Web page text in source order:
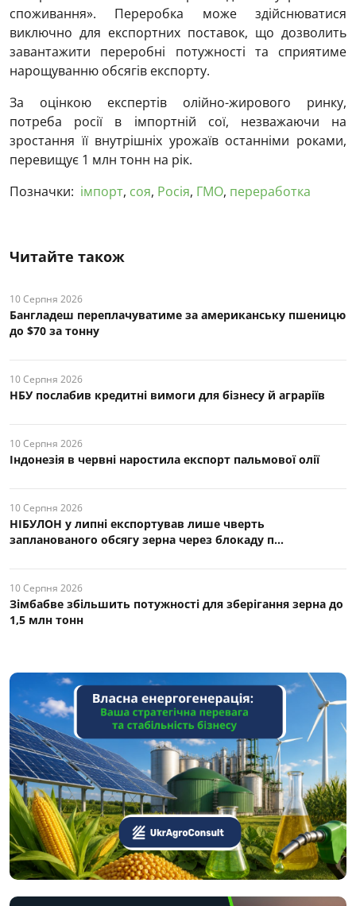
споживання». Переробка може здійснюватися
виключно для експортних поставок, що дозволить
завантажити переробні потужності та сприятиме
нарощуванню обсягів експорту.
За оцінкою експертів олійно-жирового ринку,
потреба росії в імпортній сої, незважаючи на
зростання її внутрішніх урожаїв останніми роками,
перевищує 1 млн тонн на рік.
Позначки: імпорт, соя, Росія, ГМО, переработка
Читайте також
10 Серпня 2026
Бангладеш переплачуватиме за американську пшеницю
до $70 за тонну
10 Серпня 2026
НБУ послабив кредитні вимоги для бізнесу й аграріїв
10 Серпня 2026
Індонезія в червні наростила експорт пальмової олії
10 Серпня 2026
НІБУЛОН у липні експортував лише чверть
запланованого обсягу зерна через блокаду п...
10 Серпня 2026
Зімбабве збільшить потужності для зберігання зерна до
1,5 млн тонн